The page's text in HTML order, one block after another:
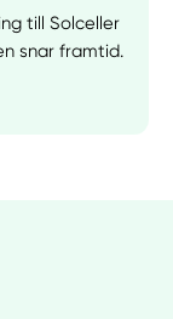
till Solceller
snar framtid.